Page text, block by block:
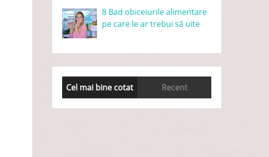
8 Bad obiceiurile alimentare
pe care le ar trebui să uite
Cel mai bine cotat Recent